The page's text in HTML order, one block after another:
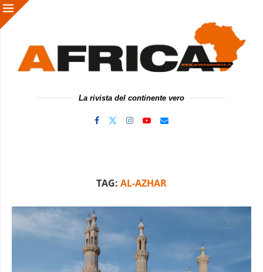
La rivista del continente vero
TAG: AL-AZHAR